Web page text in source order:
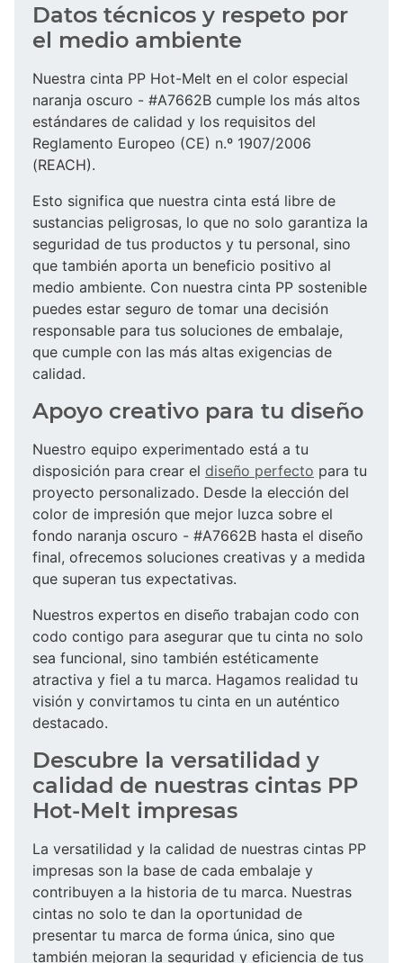
Datos técnicos y respeto por
el medio ambiente
Nuestra cinta PP Hot-Melt en el color especial
naranja oscuro - #A7662B cumple los más altos
estándares de calidad y los requisitos del
Reglamento Europeo (CE) n.º 1907/2006
(REACH).
Esto significa que nuestra cinta está libre de
sustancias peligrosas, lo que no solo garantiza la
seguridad de tus productos y tu personal, sino
que también aporta un beneficio positivo al
medio ambiente. Con nuestra cinta PP sostenible
puedes estar seguro de tomar una decisión
responsable para tus soluciones de embalaje,
que cumple con las más altas exigencias de
calidad.
Apoyo creativo para tu diseño
Nuestro equipo experimentado está a tu
disposición para crear el diseño perfecto para tu
proyecto personalizado. Desde la elección del
color de impresión que mejor luzca sobre el
fondo naranja oscuro - #A7662B hasta el diseño
final, ofrecemos soluciones creativas y a medida
que superan tus expectativas.
Nuestros expertos en diseño trabajan codo con
codo contigo para asegurar que tu cinta no solo
sea funcional, sino también estéticamente
atractiva y fiel a tu marca. Hagamos realidad tu
visión y convirtamos tu cinta en un auténtico
destacado.
Descubre la versatilidad y
calidad de nuestras cintas PP
Hot-Melt impresas
La versatilidad y la calidad de nuestras cintas PP
impresas son la base de cada embalaje y
contribuyen a la historia de tu marca. Nuestras
cintas no solo te dan la oportunidad de
presentar tu marca de forma única, sino que
también mejoran la seguridad y eficiencia de tus